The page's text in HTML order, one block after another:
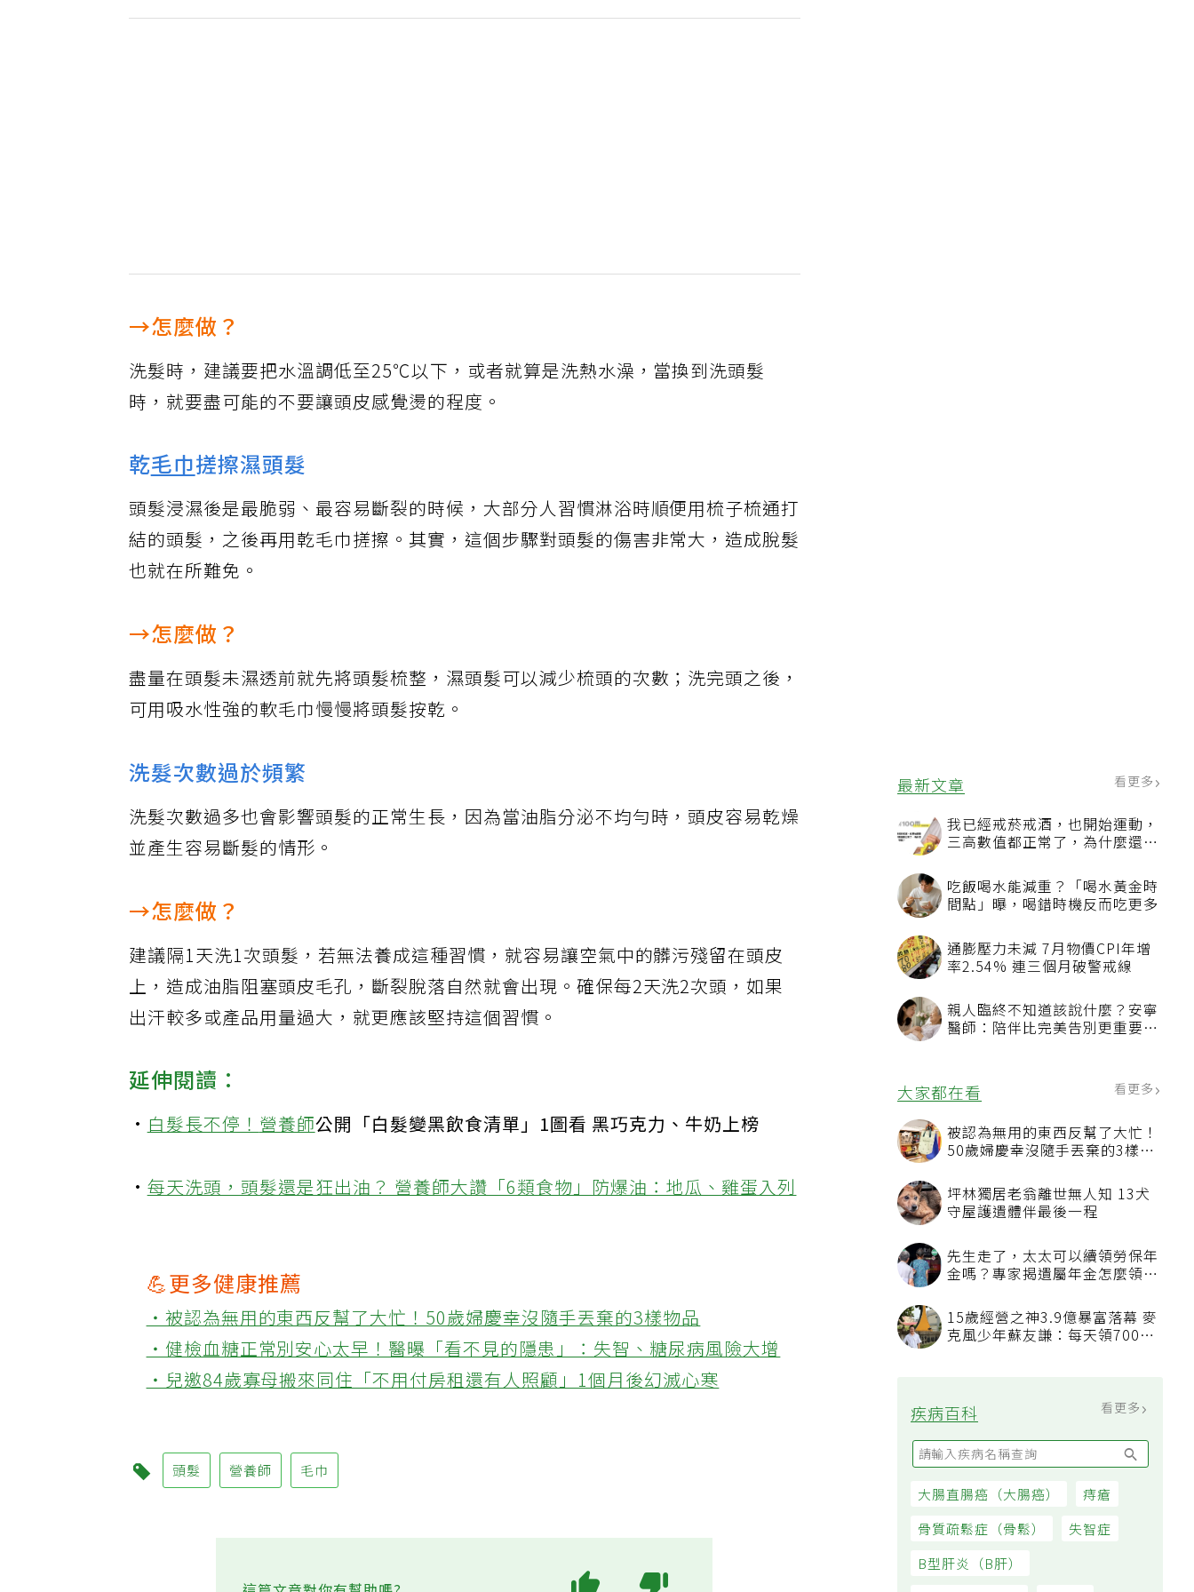
最新文章 看更多
我已經戒菸戒酒，也開始運動，
三高數值都正常了，為什麼還不
吃飯喝水能減重？「喝水黃金時
間點」曝，喝錯時機反而吃更多
通膨壓力未減 7月物價CPI年增
率2.54% 連三個月破警戒線
親人臨終不知道該說什麼？安寧
醫師：陪伴比完美告別更重要，
大家都在看
被認為無用的東西反幫了大忙！
50歲婦慶幸沒隨手丟棄的3樣物
坪林獨居老翁離世無人知 13犬
守屋護遺體伴最後一程
先生走了，太太可以續領勞保年
看順位還要看資格
15歲經營之神3.9億暴富落幕 麥
疾病百科
→怎麼做？
洗髮時，建議要把水溫調低至25℃以下，或者就算是洗熱水澡，當換到洗頭髮
時，就要盡可能的不要讓頭皮感覺燙的程度。
乾毛巾搓擦濕頭髮
頭髮浸濕後是最脆弱、最容易斷裂的時候，大部分人習慣淋浴時順便用梳子梳通打
結的頭髮，之後再用乾毛巾搓擦。其實，這個步驟對頭髮的傷害非常大，造成脫髮
也就在所難免。
→怎麼做？
盡量在頭髮未濕透前就先將頭髮梳整，濕頭髮可以減少梳頭的次數；洗完頭之後，
可用吸水性強的軟毛巾慢慢將頭髮按乾。
洗髮次數過於頻繁
洗髮次數過多也會影響頭髮的正常生長，因為當油脂分泌不均勻時，頭皮容易乾燥
並產生容易斷髮的情形。
→怎麼做？
建議隔1天洗1次頭髮，若無法養成這種習慣，就容易讓空氣中的髒污殘留在頭皮
上，造成油脂阻塞頭皮毛孔，斷裂脫落自然就會出現。確保每2天洗2次頭，如果
出汗較多或產品用量過大，就更應該堅持這個習慣。
延伸閱讀：
·白髮長不停！營養師公開「白髮變黑飲食清單」1圖看 黑巧克力、牛奶上榜
·每天洗頭，頭髮還是狂出油？ 營養師大讚「6類食物」防爆油：地瓜、雞蛋入列
💪更多健康推薦
‧被認為無用的東西反幫了大忙！50歲婦慶幸沒隨手丟棄的3樣物品
‧健檢血糖正常別安心太早！醫曝「看不見的隱患」：失智、糖尿病風險大增
‧兒邀84歲寡母搬來同住「不用付房租還有人照顧」1個月後幻滅心寒
頭髮 營養師 毛巾